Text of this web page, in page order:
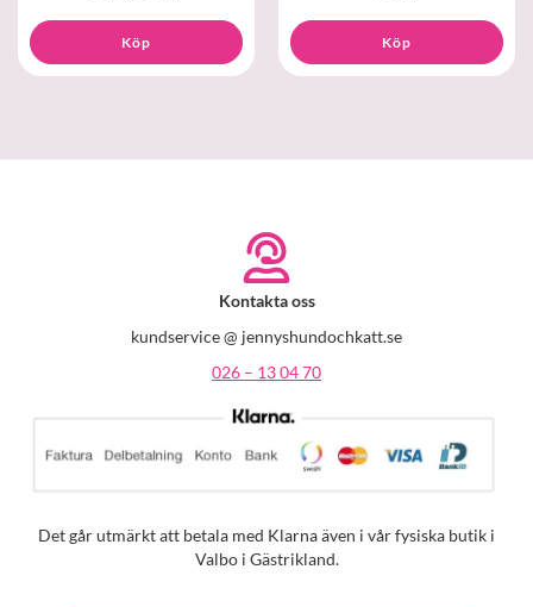
Köp Köp
Kontakta oss
kundservice @ jennyshundochkatt.se
026 – 13 04 70
Det går utmärkt att betala med Klarna även i vår fysiska butik i
Valbo i Gästrikland.